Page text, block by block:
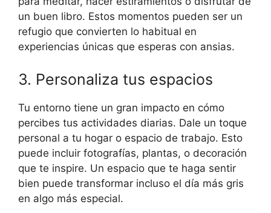
un buen libro. Estos momentos pueden ser un
refugio que convierten lo habitual en
experiencias únicas que esperas con ansias.
3. Personaliza tus espacios
Tu entorno tiene un gran impacto en cómo
percibes tus actividades diarias. Dale un toque
personal a tu hogar o espacio de trabajo. Esto
puede incluir fotografías, plantas, o decoración
que te inspire. Un espacio que te haga sentir
bien puede transformar incluso el día más gris
en algo más especial.